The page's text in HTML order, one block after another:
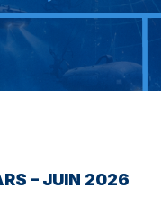
– JUIN 2026